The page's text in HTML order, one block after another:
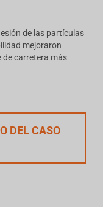
de las partículas
mejoraron
de carretera más
DEL CASO